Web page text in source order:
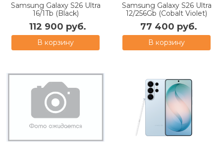
Samsung Galaxy S26 Ultra
16/1Tb (Black)
112 900 руб.
В корзину
Samsung Galaxy S26 Ultra
12/256Gb (Cobalt Violet)
77 400 руб.
В корзину